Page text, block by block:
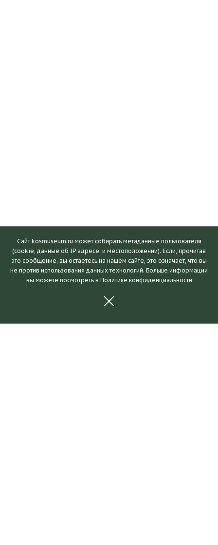
Посетителям
Часы работы и билеты
Пушкинская карта
Сайт kosmuseum.ru может собирать метаданные пользователя
(cookie, данные об IP адресе, и местоположении). Если, прочитав
это сообщение, вы остаетесь на нашем сайте, это означает, что вы
не против использования данных технологий. Больше информации
вы можете посмотреть в Политике конфиденциальности